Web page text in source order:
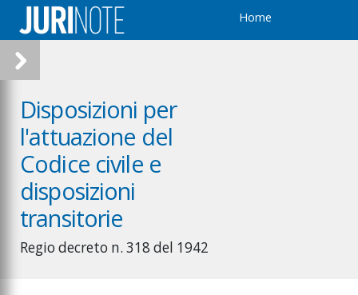
Home
Disposizioni per
l'attuazione del
Codice civile e
disposizioni
transitorie
Regio decreto n. 318 del 1942